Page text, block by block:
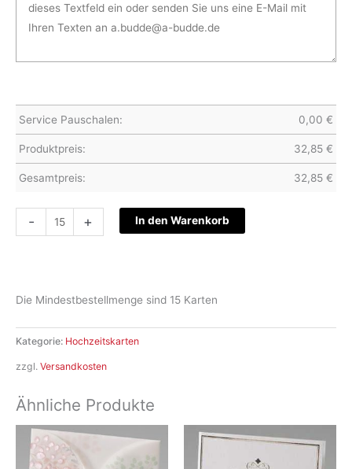
Service Pauschalen: 0,00 €
Produktpreis: 32,85 €
Gesamtpreis: 32,85 €
-
Hochzeitskarte
S24-
+ In den Warenkorb
Die Mindestbestellmenge sind 15 Karten
Kategorie: Hochzeitskarten
zzgl. Versandkosten
Ähnliche Produkte